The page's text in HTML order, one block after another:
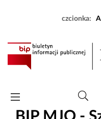
czcionka: A